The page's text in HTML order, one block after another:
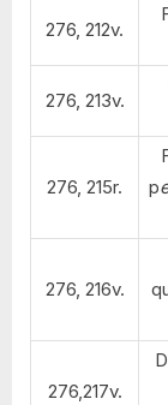
276, 212v.
276, 213v.
276, 215r.
p
276, 216v.
276,217v.